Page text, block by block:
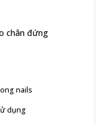
chân đứng
nails
dụng